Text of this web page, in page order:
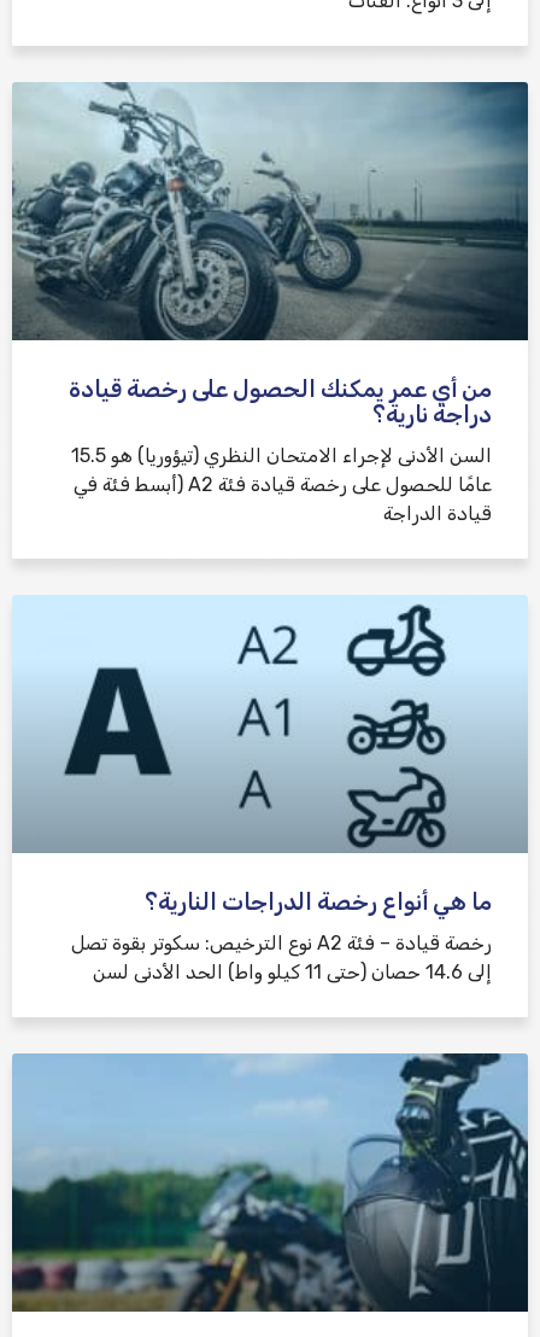
من أي عمر يمكنك الحصول على رخصة قيادة
دراجة نارية؟
السن الأدنى لإجراء الامتحان النظري (تيؤوريا) هو 15.5
عامًا للحصول على رخصة قيادة فئة A2 (أبسط فئة في
قيادة الدراجة
ما هي أنواع رخصة الدراجات النارية؟
رخصة قيادة – فئة A2 نوع الترخيص: سكوتر بقوة تصل
إلى 14.6 حصان (حتى 11 كيلو واط) الحد الأدنى لسن